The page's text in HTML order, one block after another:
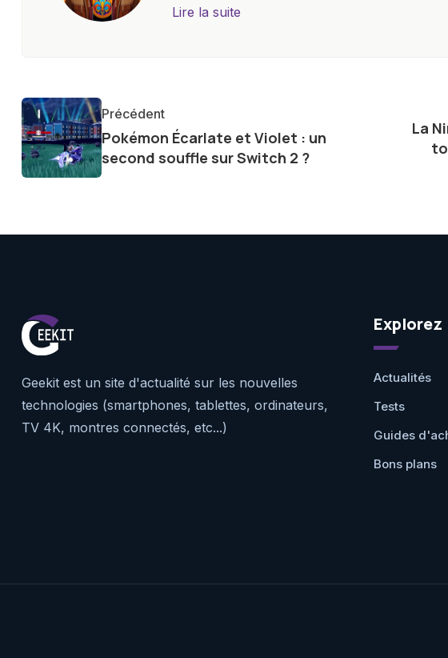
l'univers numérique m'a conduit à explorer
communauté en ligne. Mon engagement
de la technologie me permet de présenter
le futur numérique nous réserve.
Lire la suite
Précédent
Pokémon Écarlate et Violet : un
second souffle sur Switch 2 ?
La
Geekit est un site d'actualité sur les nouvelles
technologies (smartphones, tablettes, ordinateurs,
TV 4K, montres connectés, etc...)
Explorez
Actualités
Tests
Guides
Bons plans